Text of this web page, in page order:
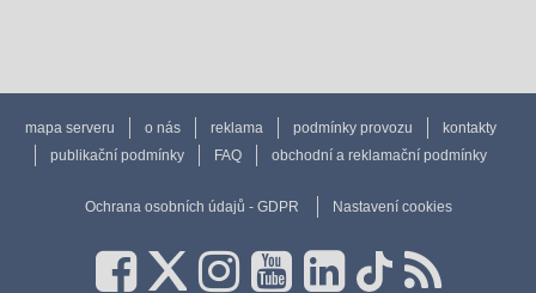
mapa serveru o nás reklama podmínky provozu
kontakty
publikační podmínky
FAQ obchodní a reklamační podmínky
Ochrana osobních údajů - GDPR Nastavení cookies